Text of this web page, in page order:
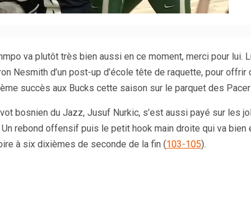
va plutôt très bien aussi en ce moment, merci pour lui.
Nesmith d’un post-up d’école tête de raquette, pour offrir
succès aux Bucks cette saison sur le parquet des
bosnien du Jazz, Jusuf Nurkic, s’est aussi payé sur les
Un rebond offensif puis le petit hook main droite qui va bien
à six dixièmes de seconde de la fin (103-105).